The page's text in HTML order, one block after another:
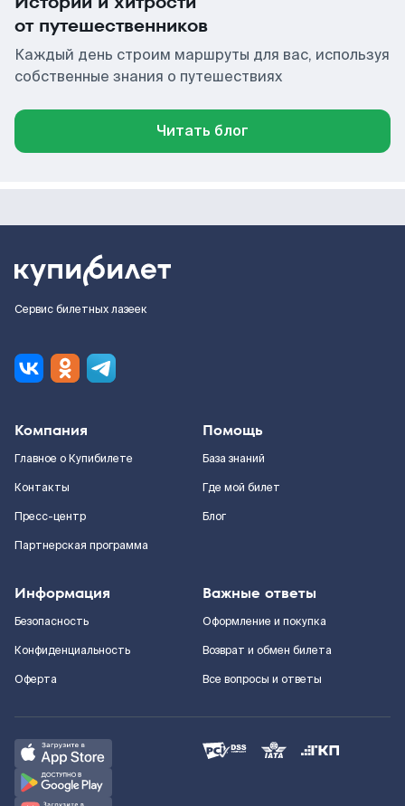
от путешественников
Каждый день строим маршруты для вас, используя
собственные знания о путешествиях
Читать блог
Сервис билетных лазеек
Компания
Главное о Купибилете
Контакты
Пресс-центр
Партнерская программа
Помощь
База знаний
Где мой билет
Блог
Информация
Безопасность
Конфиденциальность
Оферта
Важные ответы
Оформление и покупка
Возврат и обмен билета
Все вопросы и ответы